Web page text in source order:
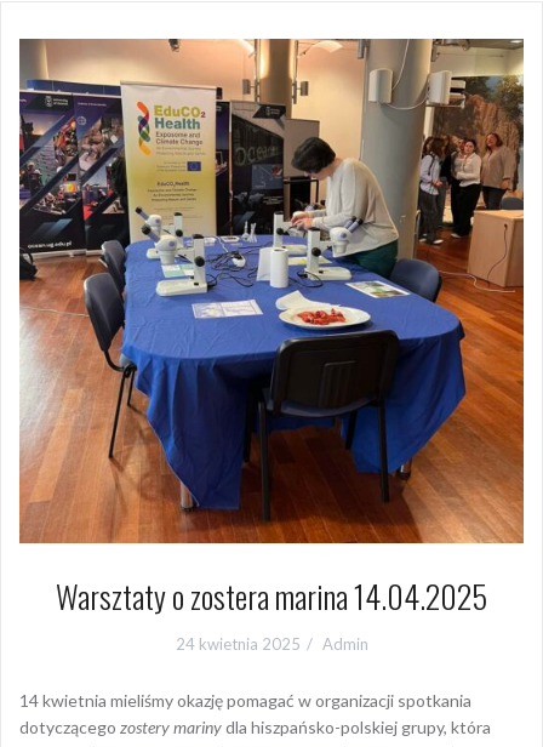
Warsztaty o zostera marina 14.04.2025
24 kwietnia 2025 Admin
14 kwietnia mieliśmy okazję pomagać w organizacji spotkania
dotyczącego zostery marinydla hiszpańsko-polskiej grupy, która